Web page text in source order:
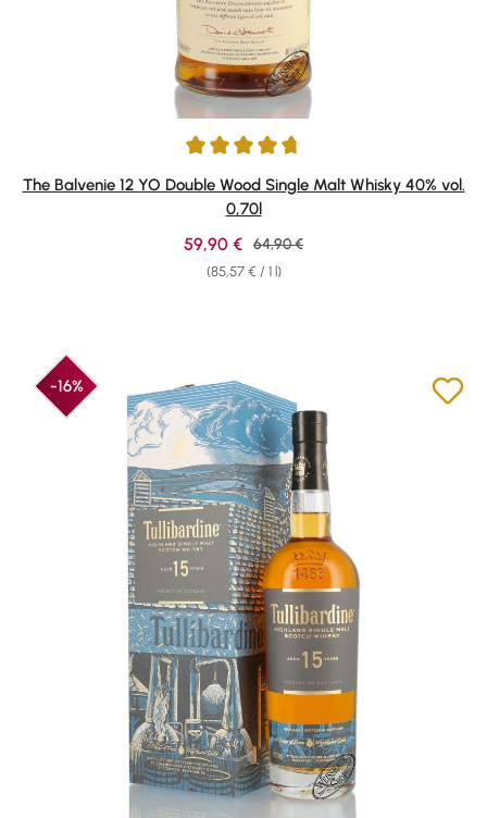
Average rating of 4.86 out of 5 stars
The Balvenie 12 YO Double Wood Single Malt Whisky 40% vol.
0,70l
(85,57 € / 1 l)
Sale price:
59,90 € Regular price:
64,90 €
-16%